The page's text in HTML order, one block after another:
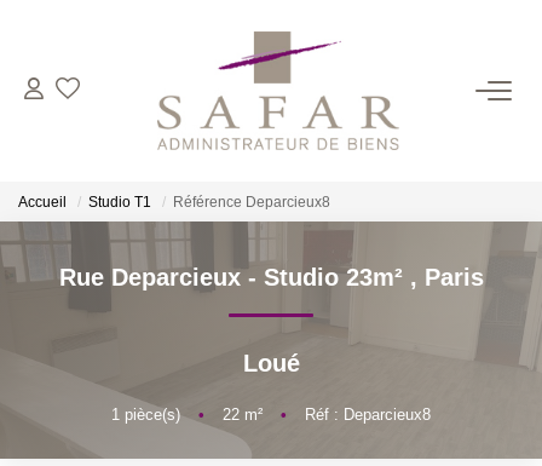
NOS CABINETS
Safar
Cadot Beauplet – Safar
Nous Rejoindre
Accueil Studio T1 Référence Deparcieux8
Rue Deparcieux - Studio 23m² , Paris
Loué
1 pièce(s) • 22 m² • Réf : Deparcieux8